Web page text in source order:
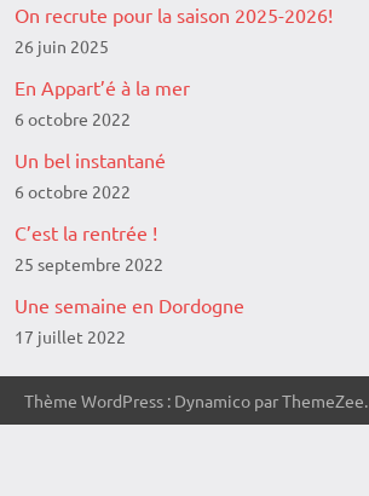
On recrute pour la saison 2025-2026!
26 juin 2025
En Appart’é à la mer
6 octobre 2022
Un bel instantané
6 octobre 2022
C’est la rentrée !
25 septembre 2022
Une semaine en Dordogne
17 juillet 2022
Thème WordPress : Dynamico par ThemeZee.